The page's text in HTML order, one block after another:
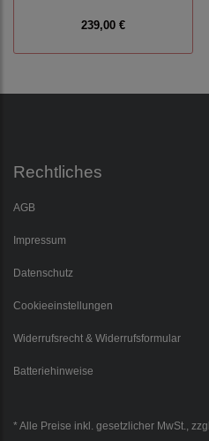
239,00 €
Rechtliches
AGB
Impressum
Datenschutz
Cookieeinstellungen
Widerrufsrecht & Widerrufsformular
Batteriehinweise
* Alle Preise inkl. gesetzlicher MwSt., zzgl.